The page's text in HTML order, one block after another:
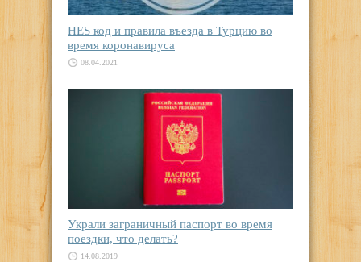
HES код и правила въезда в Турцию во
время коронавируса
08.04.2021
Украли заграничный паспорт во время
поездки, что делать?
14.08.2019